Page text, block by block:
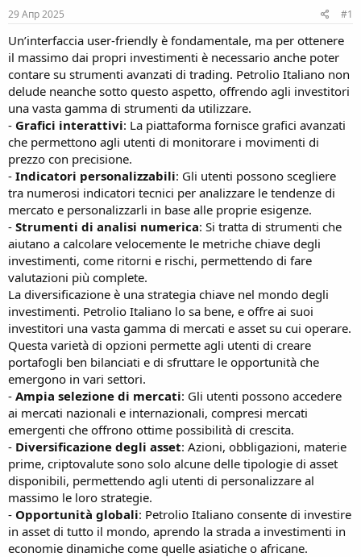
е
м
ы
л
а
29 Апр 2025 #1
Un’interfaccia user-friendly è fondamentale, ma per ottenere
il massimo dai propri investimenti è necessario anche poter
contare su strumenti avanzati di trading. Petrolio Italiano non
delude neanche sotto questo aspetto, offrendo agli investitori
una vasta gamma di strumenti da utilizzare.
- Grafici interattivi: La piattaforma fornisce grafici avanzati
che permettono agli utenti di monitorare i movimenti di
prezzo con precisione.
- Indicatori personalizzabili: Gli utenti possono scegliere
tra numerosi indicatori tecnici per analizzare le tendenze di
mercato e personalizzarli in base alle proprie esigenze.
- Strumenti di analisi numerica: Si tratta di strumenti che
aiutano a calcolare velocemente le metriche chiave degli
investimenti, come ritorni e rischi, permettendo di fare
valutazioni più complete.
La diversificazione è una strategia chiave nel mondo degli
investimenti. Petrolio Italiano lo sa bene, e offre ai suoi
investitori una vasta gamma di mercati e asset su cui operare.
Questa varietà di opzioni permette agli utenti di creare
portafogli ben bilanciati e di sfruttare le opportunità che
emergono in vari settori.
- Ampia selezione di mercati: Gli utenti possono accedere
ai mercati nazionali e internazionali, compresi mercati
emergenti che offrono ottime possibilità di crescita.
- Diversificazione degli asset: Azioni, obbligazioni, materie
prime, criptovalute sono solo alcune delle tipologie di asset
disponibili, permettendo agli utenti di personalizzare al
massimo le loro strategie.
- Opportunità globali: Petrolio Italiano consente di investire
in asset di tutto il mondo, aprendo la strada a investimenti in
economie dinamiche come quelle asiatiche o africane.